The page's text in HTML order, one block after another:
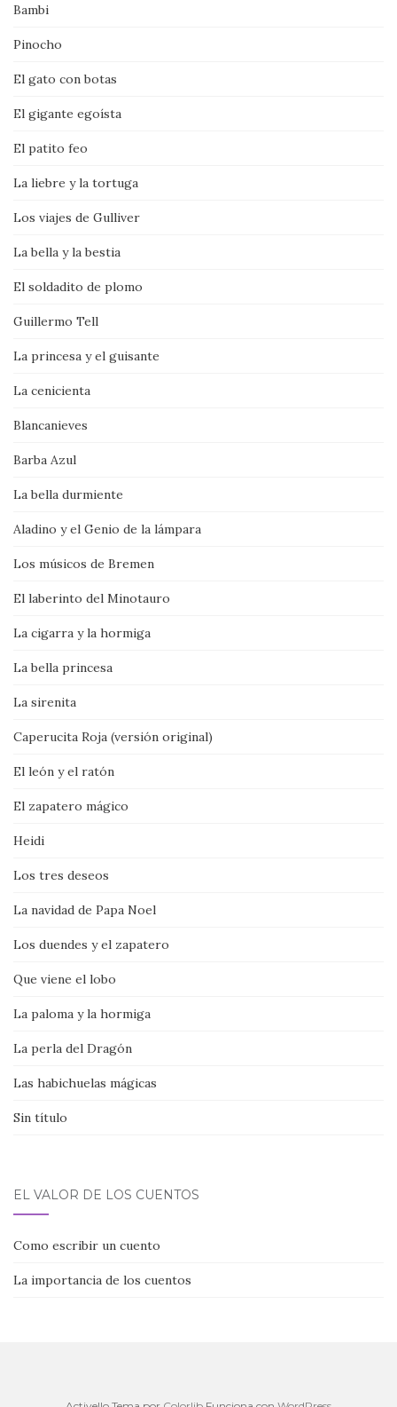
Bambi
Pinocho
El gato con botas
El gigante egoísta
El patito feo
La liebre y la tortuga
Los viajes de Gulliver
La bella y la bestia
El soldadito de plomo
Guillermo Tell
La princesa y el guisante
La cenicienta
Blancanieves
Barba Azul
La bella durmiente
Aladino y el Genio de la lámpara
Los músicos de Bremen
El laberinto del Minotauro
La cigarra y la hormiga
La bella princesa
La sirenita
Caperucita Roja (versión original)
El león y el ratón
El zapatero mágico
Heidi
Los tres deseos
La navidad de Papa Noel
Los duendes y el zapatero
Que viene el lobo
La paloma y la hormiga
La perla del Dragón
Las habichuelas mágicas
Sin título
EL VALOR DE LOS CUENTOS
Como escribir un cuento
La importancia de los cuentos